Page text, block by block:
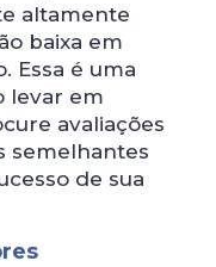
altamente
baixa em
Essa é uma
levar em
avaliações
semelhantes
de sua